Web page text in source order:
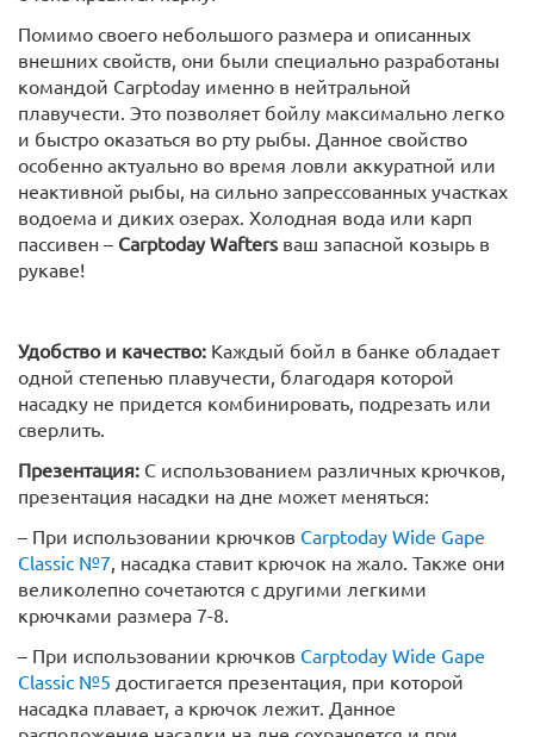
Помимо своего небольшого размера и описанных
внешних свойств, они были специально разработаны
командой Carptoday именно в нейтральной
плавучести. Это позволяет бойлу максимально легко
и быстро оказаться во рту рыбы. Данное свойство
особенно актуально во время ловли аккуратной или
неактивной рыбы, на сильно запрессованных участках
водоема и диких озерах. Холодная вода или карп
пассивен – Carptoday Wafters ваш запасной козырь в
рукаве!
Удобство и качество: Каждый бойл в банке обладает
одной степенью плавучести, благодаря которой
насадку не придется комбинировать, подрезать или
сверлить.
Презентация: С использованием различных крючков,
презентация насадки на дне может меняться:
– При использовании крючков Carptoday Wide Gape
Classic №7 , насадка ставит крючок на жало. Также они
великолепно сочетаются с другими легкими
крючками размера 7-8.
– При использовании крючков Carptoday Wide Gape
Classic №5 достигается презентация, при которой
насадка плавает, а крючок лежит. Данное